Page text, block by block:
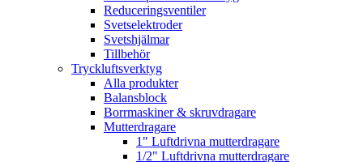
Reduceringsventiler
Svetselektroder
Svetshjälmar
Tillbehör
Tryckluftsverktyg
Alla produkter
Balansblock
Borrmaskiner & skruvdragare
Mutterdragare
1" Luftdrivna mutterdragare
1/2" Luftdrivna mutterdragare